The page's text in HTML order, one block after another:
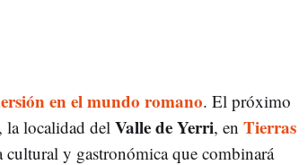
en el mundo romano. El próximo
, la localidad del Valle de Yerri, en Tierras
cultural y gastronómica que combinará